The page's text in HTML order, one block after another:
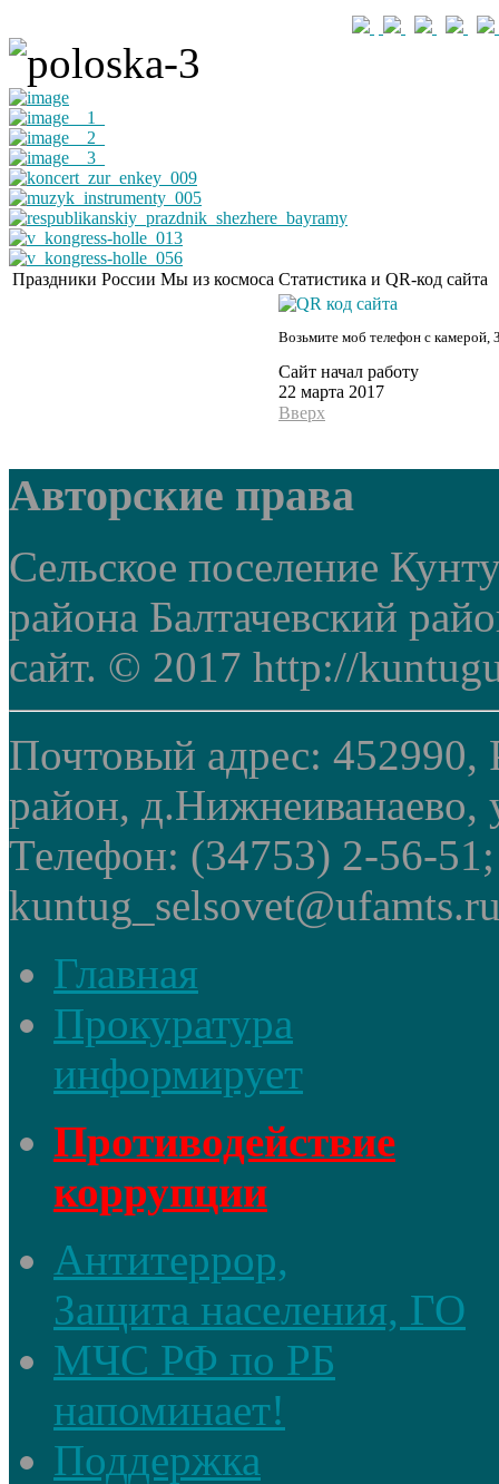
Праздники России Мы из космоса Статистика и QR-код сайта
Возьмите моб телефон с камерой,
Сайт начал работу
22 марта 2017
Вверх
Авторские права
Сельское поселение
района Балтачевский
сайт. © 2017 http://
Почтовый адрес: 452990,
район, д.Нижнеиванаево,
Телефон: (34753) 2-56-
Главная
Прокуратура
информирует
Противодействие
коррупции
Антитеррор,
Защита населения, ГО
МЧС РФ по РБ
напоминает!
Поддержка